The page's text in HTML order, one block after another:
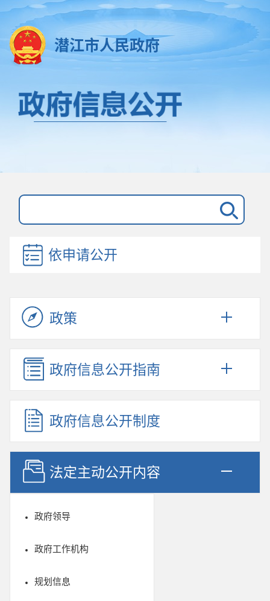
潜江市人民政府
依申请公开
政策
政府信息公开指南
政府信息公开制度
法定主动公开内容
政府领导
政府工作机构
规划信息